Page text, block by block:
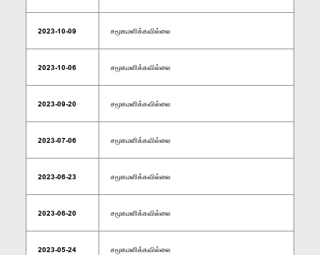
2023-10-09 சமூகமளிக்கவில்லை
2023-10-06 சமூகமளிக்கவில்லை
2023-09-20 சமூகமளிக்கவில்லை
2023-07-06 சமூகமளிக்கவில்லை
2023-06-23 சமூகமளிக்கவில்லை
2023-06-20 சமூகமளிக்கவில்லை
2023-05-24 சமூகமளிக்கவில்லை